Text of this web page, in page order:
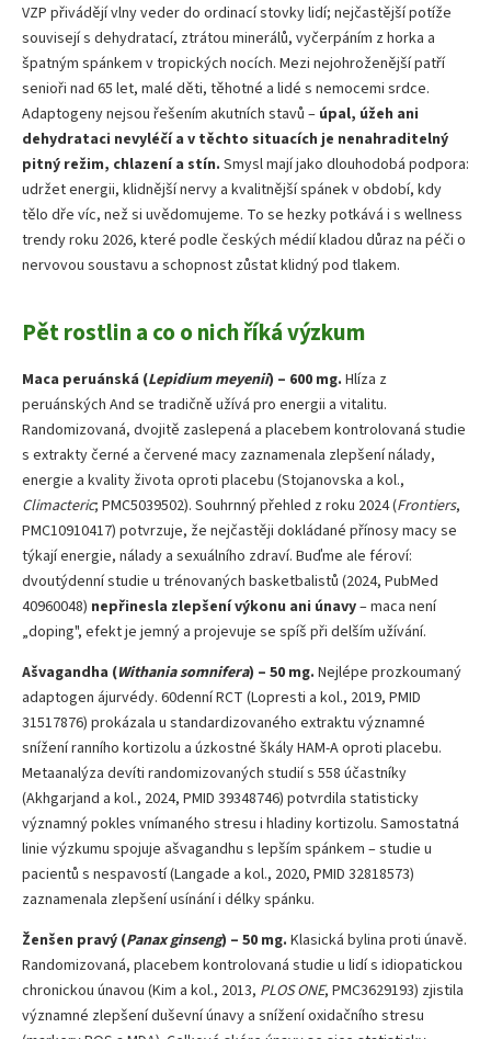
VZP přivádějí vlny veder do ordinací stovky lidí; nejčastější potíže
souvisejí s dehydratací, ztrátou minerálů, vyčerpáním z horka a
špatným spánkem v tropických nocích. Mezi nejohroženější patří
senioři nad 65 let, malé děti, těhotné a lidé s nemocemi srdce.
Adaptogeny nejsou řešením akutních stavů – úpal, úžeh ani
dehydrataci nevyléčí a v těchto situacích je nenahraditelný
pitný režim, chlazení a stín. Smysl mají jako dlouhodobá podpora:
udržet energii, klidnější nervy a kvalitnější spánek v období, kdy
tělo dře víc, než si uvědomujeme. To se hezky potkává i s wellness
trendy roku 2026, které podle českých médií kladou důraz na péči o
nervovou soustavu a schopnost zůstat klidný pod tlakem.
Pět rostlin a co o nich říká výzkum
Maca peruánská (Lepidium meyenii) – 600 mg. Hlíza z
peruánských And se tradičně užívá pro energii a vitalitu.
Randomizovaná, dvojitě zaslepená a placebem kontrolovaná studie
s extrakty černé a červené macy zaznamenala zlepšení nálady,
energie a kvality života oproti placebu (Stojanovska a kol.,
Climacteric; PMC5039502). Souhrnný přehled z roku 2024 (Frontiers,
PMC10910417) potvrzuje, že nejčastěji dokládané přínosy macy se
týkají energie, nálady a sexuálního zdraví. Buďme ale féroví:
dvoutýdenní studie u trénovaných basketbalistů (2024, PubMed
40960048) nepřinesla zlepšení výkonu ani únavy– maca není
„doping", efekt je jemný a projevuje se spíš při delším užívání.
Ašvagandha (Withania somnifera) – 50 mg. Nejlépe prozkoumaný
adaptogen ájurvédy. 60denní RCT (Lopresti a kol., 2019, PMID
31517876) prokázala u standardizovaného extraktu významné
snížení ranního kortizolu a úzkostné škály HAM-A oproti placebu.
Metaanalýza devíti randomizovaných studií s 558 účastníky
(Akhgarjand a kol., 2024, PMID 39348746) potvrdila statisticky
významný pokles vnímaného stresu i hladiny kortizolu. Samostatná
linie výzkumu spojuje ašvagandhu s lepším spánkem – studie u
pacientů s nespavostí (Langade a kol., 2020, PMID 32818573)
zaznamenala zlepšení usínání i délky spánku.
Ženšen pravý (Panax ginseng) – 50 mg. Klasická bylina proti únavě.
Randomizovaná, placebem kontrolovaná studie u lidí s idiopatickou
chronickou únavou (Kim a kol., 2013, PLOS ONE, PMC3629193) zjistila
významné zlepšení duševní únavy a snížení oxidačního stresu